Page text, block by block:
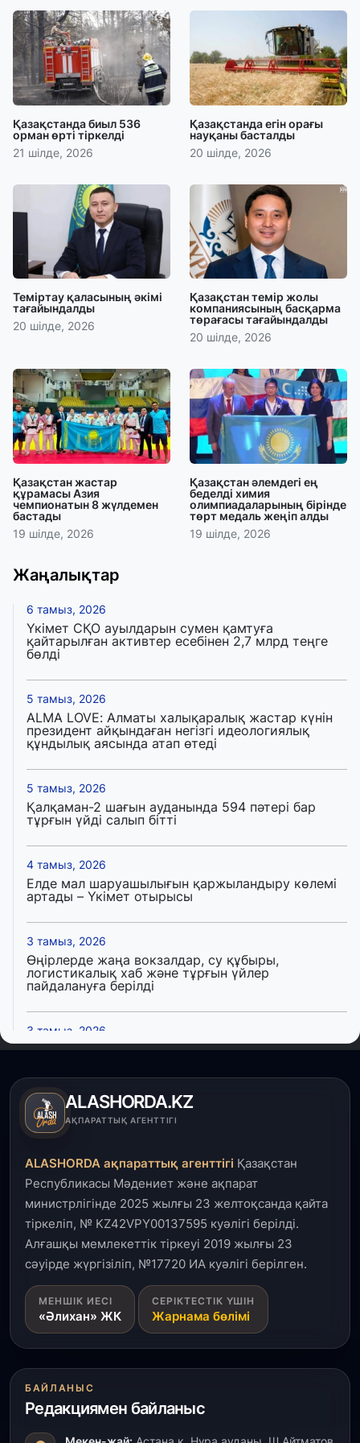
Қазақстанда биыл 536
орман өрті тіркелді
21 шілде, 2026
Қазақстанда егін орағы
науқаны басталды
20 шілде, 2026
Теміртау қаласының әкімі
тағайындалды
20 шілде, 2026
Қазақстан темір жолы
компаниясының басқарма
төрағасы тағайындалды
20 шілде, 2026
Қазақстан жастар
құрамасы Азия
чемпионатын 8 жүлдемен
бастады
19 шілде, 2026
Қазақстан әлемдегі ең
беделді химия
олимпиадаларының бірінде
төрт медаль жеңіп алды
19 шілде, 2026
Жаңалықтар
6 тамыз, 2026
Үкімет СҚО ауылдарын сумен қамтуға
қайтарылған активтер есебінен 2,7 млрд теңге
бөлді
5 тамыз, 2026
ALMA LOVE: Алматы халықаралық жастар күнін
президент айқындаған негізгі идеологиялық
құндылық аясында атап өтеді
5 тамыз, 2026
Қалқаман-2 шағын ауданында 594 пәтері бар
тұрғын үйді салып бітті
4 тамыз, 2026
Елде мал шаруашылығын қаржыландыру көлемі
артады – Үкімет отырысы
3 тамыз, 2026
Өңірлерде жаңа вокзалдар, су құбыры,
логистикалық хаб және тұрғын үйлер
пайдалануға берілді
3 тамыз, 2026
Қызылордада 300 орындық аурухана,
салынып жатыр
1 тамыз, 2026
31 шілде, 2026
Ақмола облысындағы кездесуде кәсіпкерлер мен
ұстаздар «Әділет» партиясына өз ұсыныстарын
айтты
31 шілде, 2026
ҚР Президенті Орталық Азия елдеріне
ұзақмерзімді ынтымақтастық жоспарын әзірлеуді
ұсынды
«Ауыл аманаты»: Түркістанда 30,2 млрд теңгеге
4 223 жоба қаржыландырылды
ALASHORDA.KZ
АҚПАРАТТЫҚ АГЕНТТІГІ
ALASHORDA ақпараттық агенттігі Қазақстан
Республикасы Мәдениет және ақпарат
министрлігінде 2025 жылғы 23 желтоқсанда қайта
тіркеліп, № KZ42VPY00137595 куәлігі берілді.
Алғашқы мемлекеттік тіркеуі 2019 жылғы 23
сәуірде жүргізіліп, №17720 ИА куәлігі берілген.
МЕНШІК ИЕСІ
«Әлихан» ЖК
СЕРІКТЕСТІК ҮШІН
Жарнама бөлімі
БАЙЛАНЫС
Редакциямен байланыс